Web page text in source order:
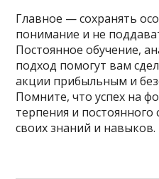
Главное — сохранять
понимание и не
Постоянное обучение,
подход помогут вам
акции прибыльным и
Помните, что успех на
терпения и
своих знаний и навыков.